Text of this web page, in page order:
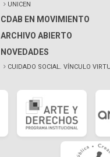
UNICEN
CDAB EN MOVIMIENTO
ARCHIVO ABIERTO
NOVEDADES
CUIDADO SOCIAL. VÍNCULO